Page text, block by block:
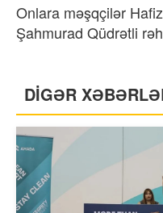
Onlara məşqçilər
⁠Şahmurad Qüdrətli
DİGƏR